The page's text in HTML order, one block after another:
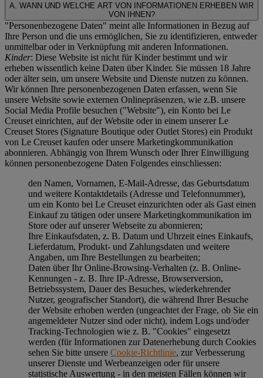
A. WANN UND WELCHE ART VON INFORMATIONEN ERHEBEN WIR
VON IHNEN?
"Personenbezogene Daten" meint alle Informationen in Bezug auf
Ihre Person und die uns ermöglichen, Sie zu identifizieren, entweder
unmittelbar oder in Verknüpfung mit anderen Informationen.
Kinder: Diese Website ist nicht für Kinder bestimmt und wir
erheben wissentlich keine Daten über Kinder. Sie müssen 18 Jahre
oder älter sein, um unsere Website und Dienste nutzen zu können.
Wir können Ihre personenbezogenen Daten erfassen, wenn Sie
unsere Website sowie externen Onlinepräsenzen, wie z.B. unsere
Social Media Profile besuchen ("Website"), ein Konto bei Le
Creuset einrichten, auf der Website oder in einem unserer Le
Creuset Stores (Signature Boutique oder Outlet Stores) ein Produkt
von Le Creuset kaufen oder unsere Marketingkommunikation
abonnieren. Abhängig von Ihrem Wunsch oder Ihrer Einwilligung
können personenbezogene Daten Folgendes einschliessen:
den Namen, Vornamen, E-Mail-Adresse, das Geburtsdatum
und weitere Kontaktdetails (Adresse und Telefonnummer),
um ein Konto bei Le Creuset einzurichten oder als Gast einen
Einkauf zu tätigen oder unsere Marketingkommunikation im
Store oder auf unserer Webseite zu abonnieren;
Ihre Einkaufsdaten, z. B. Datum und Uhrzeit eines Einkaufs,
Lieferdatum, Produkt- und Zahlungsdaten und weitere
Angaben, um Ihre Bestellungen zu bearbeiten;
Daten über Ihr Online-Browsing-Verhalten (z. B. Online-
Kennungen - z. B. Ihre IP-Adresse, Browserversion,
Betriebssystem, Dauer des Besuches, wiederkehrender
Nutzer, geografischer Standort), die während Ihrer Besuche
der Website erhoben werden (ungeachtet der Frage, ob Sie ein
angemeldeter Nutzer sind oder nicht), indem Logs und/oder
Tracking-Technologien wie z. B. "Cookies" eingesetzt
werden (für Informationen zur Datenerhebung durch Cookies
sehen Sie bitte unsere Cookie-Richtlinie, zur Verbesserung
unserer Dienste und Werbeanzeigen oder für unsere
statistische Auswertung - in den meisten Fällen können wir